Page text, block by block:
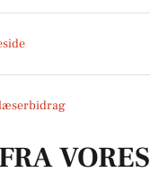
VORES